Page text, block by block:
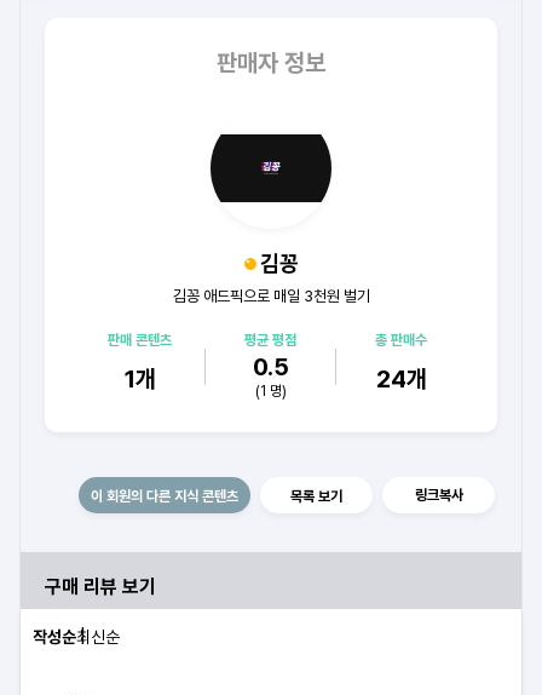
판매자 정보
김꽁
김꽁 애드픽으로 매일 3천원 벌기
판매 콘텐츠
1개
평균 평점
0.5
(1 명)
총 판매수
24개
이 회원의 다른 지식 콘텐츠 목록 보기 링크복사
구매 리뷰 보기
작성순최신순